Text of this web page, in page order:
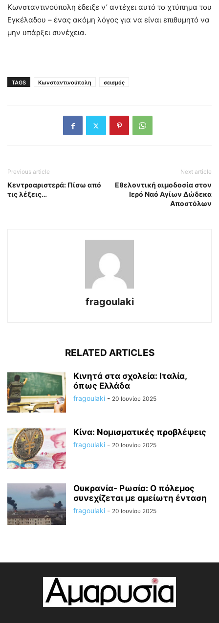
Κωνσταντινούπολη έδειξε ν’ αντέχει αυτό το χτύπημα του
Εγκέλαδου – ένας ακόμη λόγος για να είναι επιθυμητό να
μην υπάρξει συνέχεια.
TAGS Κωνσταντινούπολη σεισμός
Previous article
Κεντροαριστερά: Πίσω από
τις λέξεις…
Next article
Εθελοντική αιμοδοσία στον
Ιερό Ναό Αγίων Δώδεκα
Αποστόλων
fragoulaki
RELATED ARTICLES
Κινητά στα σχολεία: Ιταλία,
όπως Ελλάδα
fragoulaki - 20 Ιουνίου 2025
Κίνα: Νομισματικές προβλέψεις
fragoulaki - 20 Ιουνίου 2025
Ουκρανία- Ρωσία: Ο πόλεμος
συνεχίζεται με αμείωτη ένταση
fragoulaki - 20 Ιουνίου 2025